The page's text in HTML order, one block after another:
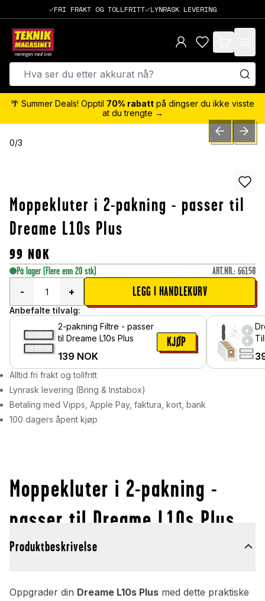
FRI FRAKT OG TOLLFRITT LYNRASK LEVERING
items in cart,
🌴 Summer Deals! Opptil 70% rabatt på dingser du ikke visste
at du trengte →
0/3 PREVIOUSNEXT
Moppekluter i 2-pakning - passer til
Dreame L10s Plus
99 NOK
På lager (Flere enn 20 stk) ART.NR.: 66158
-
+ LEGG I HANDLEKURV
Anbefalte tilvalg:
2-pakning Filtre - passer
til Dreame L10s Plus
139 NOK
KJØP
Alltid fri frakt og tollfritt
Lynrask levering (Bring & Instabox)
Betaling med Vipps, Apple Pay, faktura, kort, bank
100 dagers åpent kjøp
Moppekluter i 2-pakning -
passer til Dreame L10s Plus
Produktbeskrivelse
Oppgrader din Dreame L10s Plus med dette praktiske